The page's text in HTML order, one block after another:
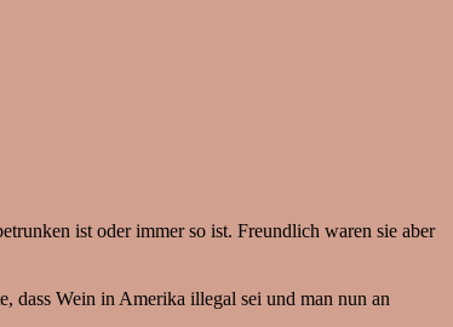
ist oder immer so ist. Freundlich waren sie aber
dass Wein in Amerika illegal sei und man nun an